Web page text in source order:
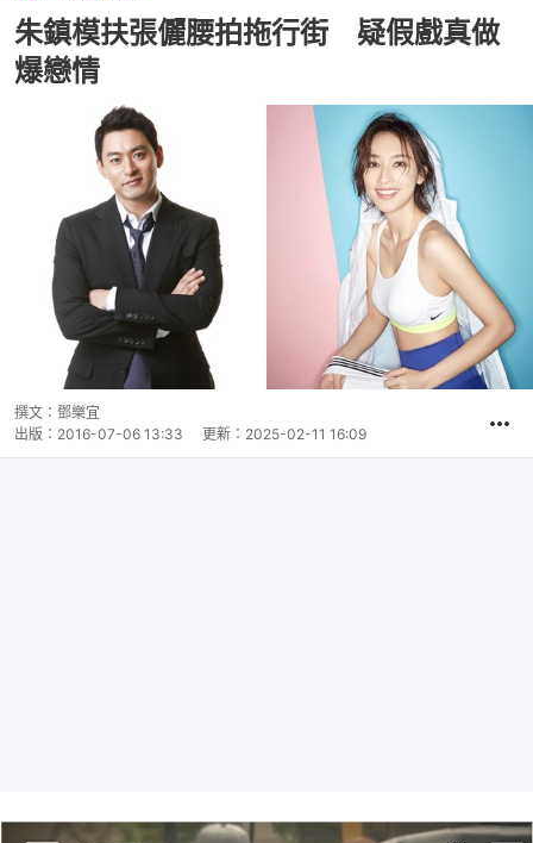
朱鎮模扶張儷腰拍拖行街 疑假戲真做
爆戀情
撰文： 鄧樂宜
出版： 2016-07-06 13:33 更新： 2025-02-11 16:09